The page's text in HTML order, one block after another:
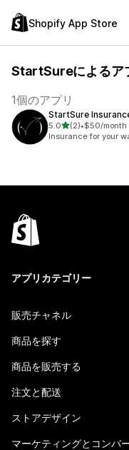
Shopify App Store
StartSureによるア
1個のアプリ
StartSure
5.05つ星中
(2)
合計レビュー数：2件
•$50/month
Insurance for your
アプリカテゴリー
販売チャネル
商品を探す
商品を販売する
注文と配送
ストアデザイン
マーケティングとコンバ